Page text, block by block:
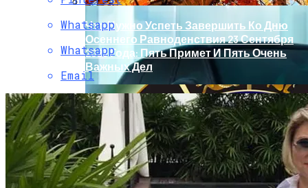
Что Нужно Успеть Завершить Ко Дню
Осеннего Равноденствия 23 Сентября
2023 Года: Пять Примет И Пять Очень
Важных Дел
Whatsapp
Whatsapp
Email